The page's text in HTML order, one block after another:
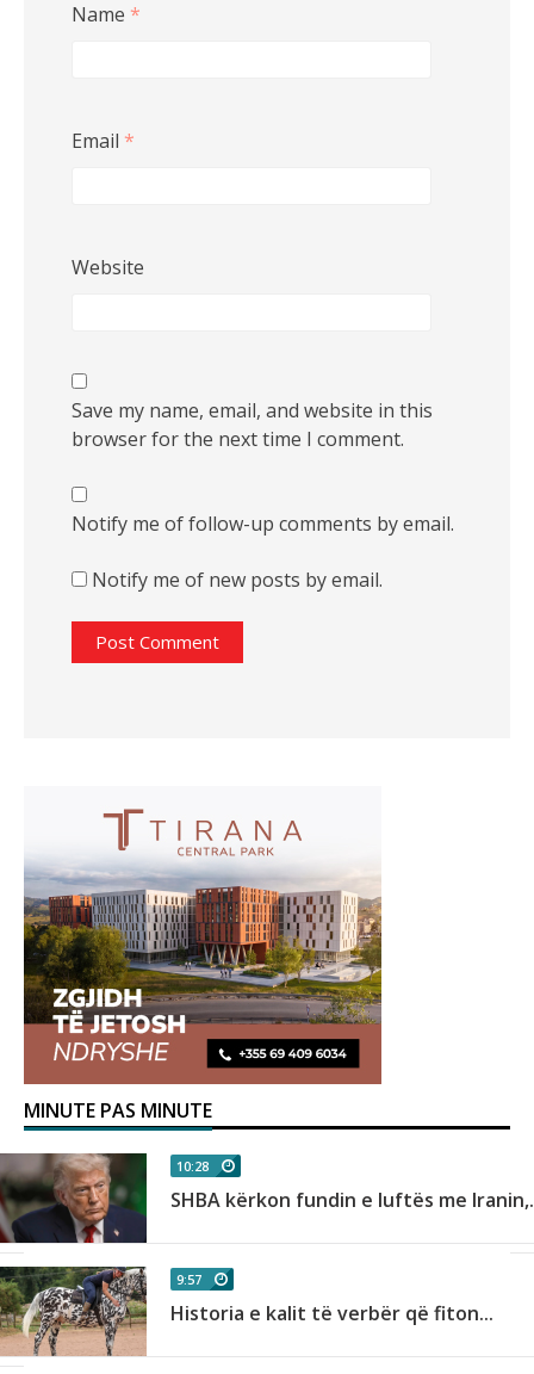
Name *
Email *
Website
Save my name, email, and website in this
browser for the next time I comment.
Notify me of follow-up comments by email.
Notify me of new posts by email.
MINUTE PAS MINUTE
10:28
SHBA kërkon fundin e luftës me
9:57
Historia e kalit të verbër që fiton...